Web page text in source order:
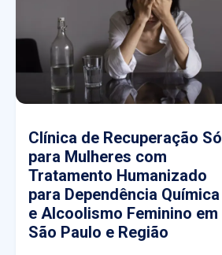
Clínica de Recuperação Só
para Mulheres com
Tratamento Humanizado
para Dependência Química
e Alcoolismo Feminino em
São Paulo e Região